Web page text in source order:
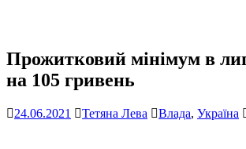
Прожитковий мінімум в
на 105 гривень
24.06.2021 Тетяна Лева Влада, Україна